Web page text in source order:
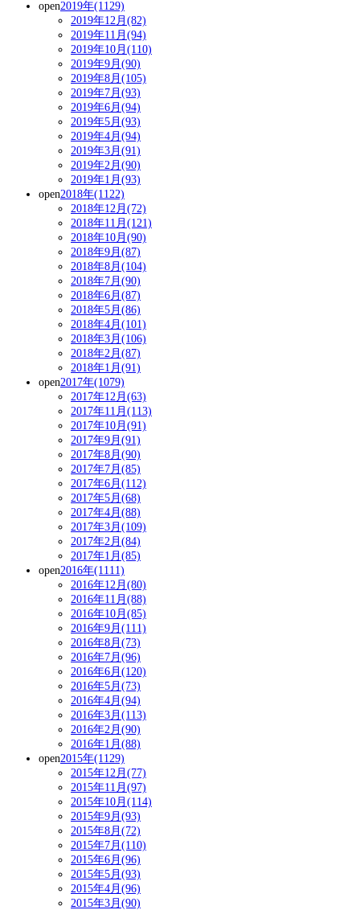
open2019年(1129)
2019年12月(82)
2019年11月(94)
2019年10月(110)
2019年9月(90)
2019年8月(105)
2019年7月(93)
2019年6月(94)
2019年5月(93)
2019年4月(94)
2019年3月(91)
2019年2月(90)
2019年1月(93)
open2018年(1122)
2018年12月(72)
2018年11月(121)
2018年10月(90)
2018年9月(87)
2018年8月(104)
2018年7月(90)
2018年6月(87)
2018年5月(86)
2018年4月(101)
2018年3月(106)
2018年2月(87)
2018年1月(91)
open2017年(1079)
2017年12月(63)
2017年11月(113)
2017年10月(91)
2017年9月(91)
2017年8月(90)
2017年7月(85)
2017年6月(112)
2017年5月(68)
2017年4月(88)
2017年3月(109)
2017年2月(84)
2017年1月(85)
open2016年(1111)
2016年12月(80)
2016年11月(88)
2016年10月(85)
2016年9月(111)
2016年8月(73)
2016年7月(96)
2016年6月(120)
2016年5月(73)
2016年4月(94)
2016年3月(113)
2016年2月(90)
2016年1月(88)
open2015年(1129)
2015年12月(77)
2015年11月(97)
2015年10月(114)
2015年9月(93)
2015年8月(72)
2015年7月(110)
2015年6月(96)
2015年5月(93)
2015年4月(96)
2015年3月(90)